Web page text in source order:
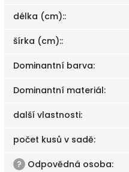
délka (cm)::
šírka (cm)::
Dominantní barva:
Dominantní materiál:
další vlastnosti:
počet kusů v sadě:
? Odpovědná osoba: